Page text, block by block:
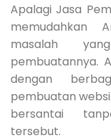
Apalagi Jasa
memudahkan
masalah
pembuatannya.
dengan
pembuatan
bersantai
tersebut.